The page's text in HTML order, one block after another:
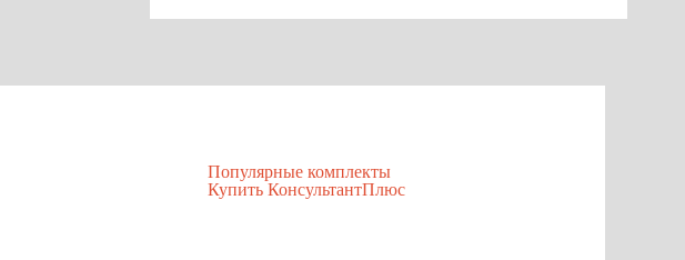
Популярные комплекты
Купить КонсультантПлюс